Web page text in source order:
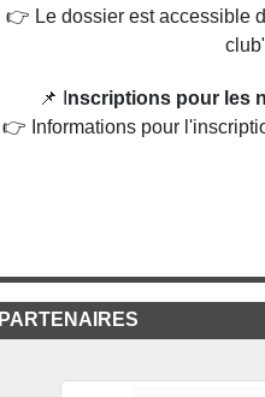
👉 Le dossier est accessible
📌 I nscriptions pour les
👉 Informations pour
PARTENAIRES